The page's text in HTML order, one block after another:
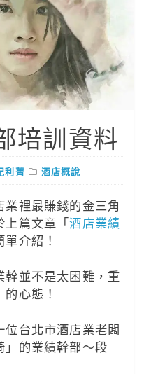
培訓資料
利菁 酒店概說
裡最賺錢的金三角
上篇文章「酒店業績
單介紹！
幹並不是太困難，重
心態！
台北市酒店業老闆
」的業績幹部～段